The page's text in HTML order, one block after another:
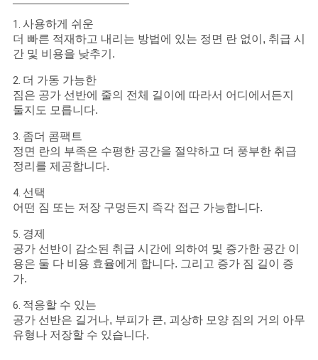
1. 사용하게 쉬운
더 빠른 적재하고 내리는 방법에 있는 정면 란 없이, 취급 시
간 및 비용을 낮추기.
2. 더 가동 가능한
짐은 공가 선반에 줄의 전체 길이에 따라서 어디에서든지
둘지도 모릅니다.
3. 좀더 콤팩트
정면 란의 부족은 수평한 공간을 절약하고 더 풍부한 취급
정리를 제공합니다.
4. 선택
어떤 짐 또는 저장 구멍든지 즉각 접근 가능합니다.
5. 경제
공가 선반이 감소된 취급 시간에 의하여 및 증가한 공간 이
용은 둘 다 비용 효율에게 합니다. 그리고 증가 짐 길이 증
가.
6. 적응할 수 있는
공가 선반은 길거나, 부피가 큰, 괴상하 모양 짐의 거의 아무
유형나 저장할 수 있습니다.